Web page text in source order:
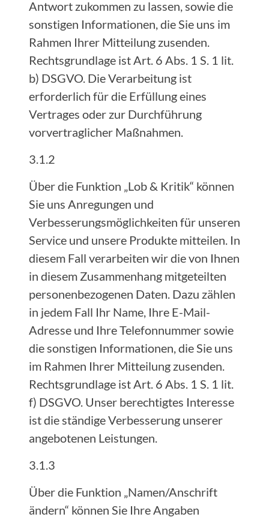
Antwort zukommen zu lassen, sowie die
sonstigen Informationen, die Sie uns im
Rahmen Ihrer Mitteilung zusenden.
Rechtsgrundlage ist Art. 6 Abs. 1 S. 1 lit.
b) DSGVO. Die Verarbeitung ist
erforderlich für die Erfüllung eines
Vertrages oder zur Durchführung
vorvertraglicher Maßnahmen.
3.1.2
Über die Funktion „Lob & Kritik“ können
Sie uns Anregungen und
Verbesserungsmöglichkeiten für unseren
Service und unsere Produkte mitteilen. In
diesem Fall verarbeiten wir die von Ihnen
in diesem Zusammenhang mitgeteilten
personenbezogenen Daten. Dazu zählen
in jedem Fall Ihr Name, Ihre E-Mail-
Adresse und Ihre Telefonnummer sowie
die sonstigen Informationen, die Sie uns
im Rahmen Ihrer Mitteilung zusenden.
Rechtsgrundlage ist Art. 6 Abs. 1 S. 1 lit.
f) DSGVO. Unser berechtigtes Interesse
ist die ständige Verbesserung unserer
angebotenen Leistungen.
3.1.3
Über die Funktion „Namen/Anschrift
ändern“ können Sie Ihre Angaben